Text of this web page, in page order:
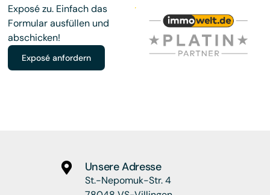
Exposé zu. Einfach das
Formular ausfüllen und
abschicken!
Exposé anfordern
Unsere Adresse
St.-Nepomuk-Str. 4